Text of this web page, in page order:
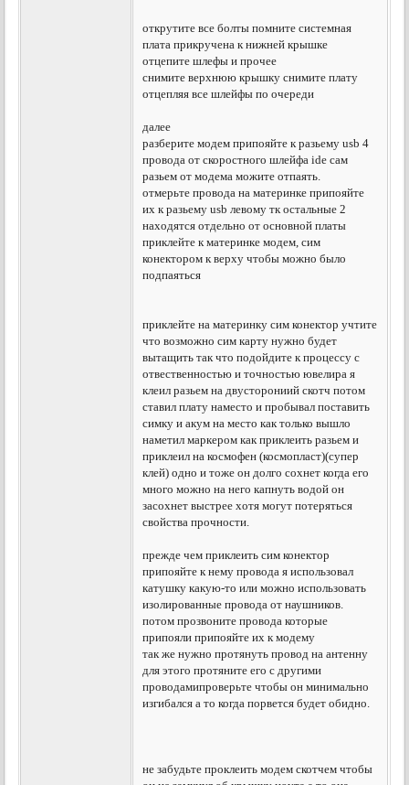
открутите все болты помните системная
плата прикручена к нижней крышке
отцепите шлефы и прочее
снимите верхнюю крышку снимите плату
отцепляя все шлейфы по очереди
далее
разберите модем припояйте к разьему usb 4
провода от скоростного шлейфа ide сам
разьем от модема можите отпаять.
отмерьте провода на материнке припояйте
их к разьему usb левому тк остальные 2
находятся отдельно от основной платы
приклейте к материнке модем, сим
конектором к верху чтобы можно было
подпаяться
приклейте на материнку сим конектор учтите
что возможно сим карту нужно будет
вытащить так что подойдите к процессу с
отвественностью и точностью ювелира я
клеил разьем на двусторониий скотч потом
ставил плату наместо и пробывал поставить
симку и акум на место как только вышло
наметил маркером как приклеить разьем и
приклеил на космофен (космопласт)(супер
клей) одно и тоже он долго сохнет когда его
много можно на него капнуть водой он
засохнет выстрее хотя могут потеряться
свойства прочности.
прежде чем приклеить сим конектор
припояйте к нему провода я использовал
катушку какую-то или можно использовать
изолированные провода от наушников.
потом прозвоните провода которые
припояли припояйте их к модему
так же нужно протянуть провод на антенну
для этого протяните его с другими
проводамипроверьте чтобы он минимально
изгибался а то когда порвется будет обидно.
не забудьте проклеить модем скотчем чтобы